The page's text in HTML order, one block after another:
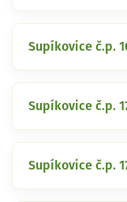
Supíkovice č.p.
Supíkovice č.p.
Supíkovice č.p.